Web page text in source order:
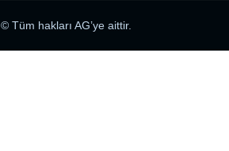
© Tüm hakları AG’ye aittir.